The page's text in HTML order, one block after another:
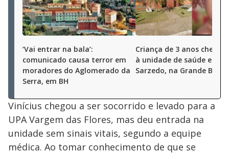
‘Vai entrar na bala’:
comunicado causa terror em
moradores do Aglomerado da
Serra, em BH
Criança de 3 anos chega
à unidade de saúde em
Sarzedo, na Grande BH
Vinícius chegou a ser socorrido e levado para a
UPA Vargem das Flores, mas deu entrada na
unidade sem sinais vitais, segundo a equipe
médica. Ao tomar conhecimento de que se